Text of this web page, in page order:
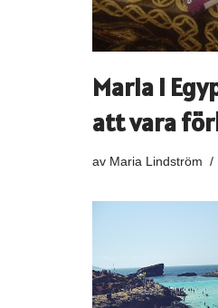
Maria i
att vara
av Maria Lindström